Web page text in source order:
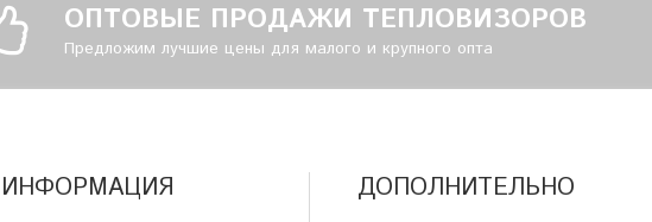
ОПТОВЫЕ ПРОДАЖИ ТЕПЛОВИЗОРОВ
Предложим лучшие цены для малого и крупного опта
ИНФОРМАЦИЯ ДОПОЛНИТЕЛЬНО